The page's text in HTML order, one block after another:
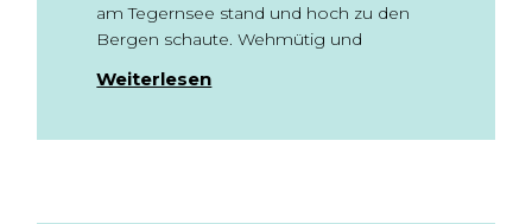
am Tegernsee stand und hoch zu den
Bergen schaute. Wehmütig und
Weiterlesen